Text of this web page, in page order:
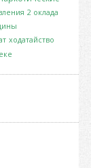
2 оклада
ходатайство